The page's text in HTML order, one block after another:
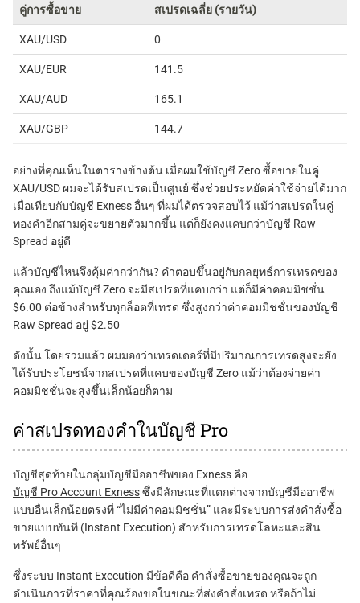
คู่การซื้อขาย สเปรดเฉลี่ย (รายวัน)
XAU/USD 0
XAU/EUR 141.5
XAU/AUD 165.1
XAU/GBP 144.7
อย่างที่คุณเห็นในตารางข้างต้น เมื่อผมใช้บัญชี Zero ซื้อขายในคู่
XAU/USD ผมจะได้รับสเปรดเป็นศูนย์ ซึ่งช่วยประหยัดค่าใช้จ่ายได้มาก
เมื่อเทียบกับบัญชี Exness อื่นๆ ที่ผมได้ตรวจสอบไว้ แม้ว่าสเปรดในคู่
ทองคำอีกสามคู่จะขยายตัวมากขึ้น แต่ก็ยังคงแคบกว่าบัญชี Raw
Spread อยู่ดี
แล้วบัญชีไหนจึงคุ้มค่ากว่ากัน? คำตอบขึ้นอยู่กับกลยุทธ์การเทรดของ
คุณเอง ถึงแม้บัญชี Zero จะมีสเปรดที่แคบกว่า แต่ก็มีค่าคอมมิชชั่น
$6.00 ต่อข้างสำหรับทุกล็อตที่เทรด ซึ่งสูงกว่าค่าคอมมิชชั่นของบัญชี
Raw Spread อยู่ $2.50
ดังนั้น โดยรวมแล้ว ผมมองว่าเทรดเดอร์ที่มีปริมาณการเทรดสูงจะยัง
ได้รับประโยชน์จากสเปรดที่แคบของบัญชี Zero แม้ว่าต้องจ่ายค่า
คอมมิชชั่นจะสูงขึ้นเล็กน้อยก็ตาม
ค่าสเปรดทองคำในบัญชี Pro
บัญชีสุดท้ายในกลุ่มบัญชีมืออาชีพของ Exness คือ
บัญชี Pro Account Exnessซึ่งมีลักษณะที่แตกต่างจากบัญชีมืออาชีพ
แบบอื่นเล็กน้อยตรงที่ “ไม่มีค่าคอมมิชชั่น” และมีระบบการส่งคำสั่งซื้อ
ขายแบบทันที (Instant Execution) สำหรับการเทรดโลหะและสิน
ทรัพย์อื่นๆ
ซึ่งระบบ Instant Execution มีข้อดีคือ คำสั่งซื้อขายของคุณจะถูก
ดำเนินการที่ราคาที่คุณร้องขอในขณะที่ส่งคำสั่งเทรด หรือถ้าไม่